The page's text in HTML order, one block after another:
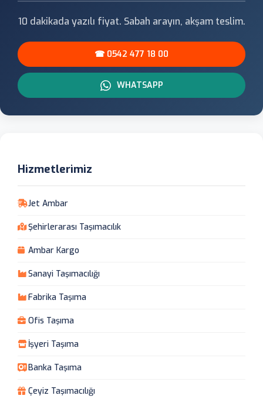
10 dakikada yazılı fiyat. Sabah arayın, akşam teslim.
☎ 0542 477 18 00
WHATSAPP
Hizmetlerimiz
Jet Ambar
Şehirlerarası Taşımacılık
Ambar Kargo
Sanayi Taşımacılığı
Fabrika Taşıma
Ofis Taşıma
İşyeri Taşıma
Banka Taşıma
Çeyiz Taşımacılığı